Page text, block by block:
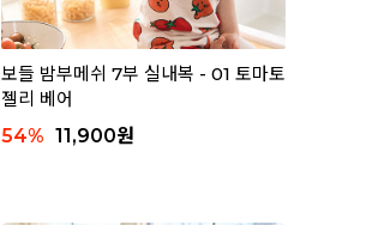
보들 밤부메쉬 7부 실내복 - 01 토마토
젤리 베어
54% 11,900원